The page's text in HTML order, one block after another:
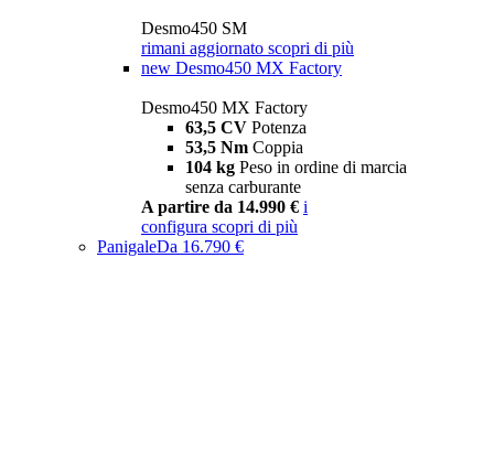
Desmo450 SM
rimani aggiornato scopri di più
new Desmo450 MX Factory
Desmo450 MX Factory
63,5 CV Potenza
53,5 Nm Coppia
104 kg Peso in ordine di marcia
senza carburante
A partire da 14.990 € i
configura scopri di più
PanigaleDa 16.790 €